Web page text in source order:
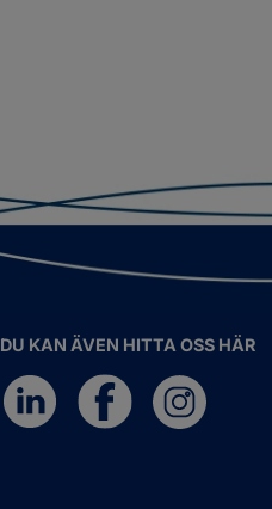
DU KAN ÄVEN HITTA OSS HÄR